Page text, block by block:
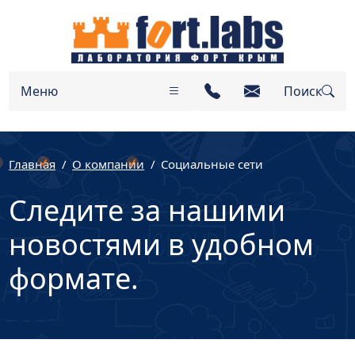
Меню Поиск
Главная О компании Социальные сети
Следите за нашими
новостями в удобном
формате.